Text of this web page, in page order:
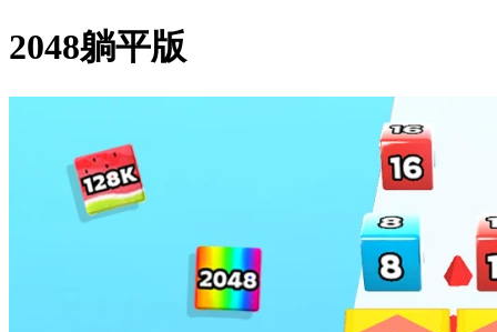
2048躺平版